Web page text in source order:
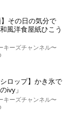
】その日の気分で
風洋食屋紙ひこう
キーズチャンネル〜
ロップ】かき氷で
ivy」
キーズチャンネル〜